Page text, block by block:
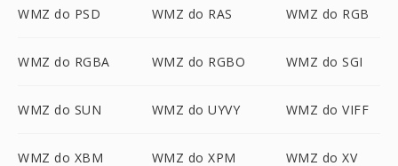
WMZ do PSD WMZ do RAS WMZ do RGB
WMZ do RGBA WMZ do RGBO WMZ do SGI
WMZ do SUN WMZ do UYVY WMZ do VIFF
WMZ do XBM WMZ do XPM WMZ do XV